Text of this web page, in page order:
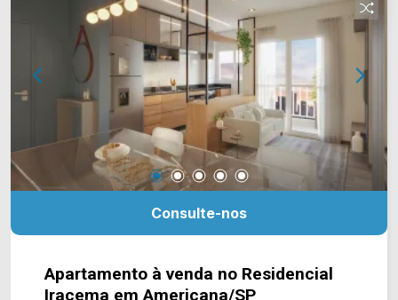
Constantino Augusto Pinke e restaurante
Gordino`s. Entre em contato com a equipe da
Arbix Imóveis e agende a sua visita!! WhatsApp
e Telefone: (19) 3475-4546 ARBIX IMÓVEIS -
Presente em cada mudança!
Consulte-nos
Apartamento à venda no Residencial
Iracema em Americana/SP